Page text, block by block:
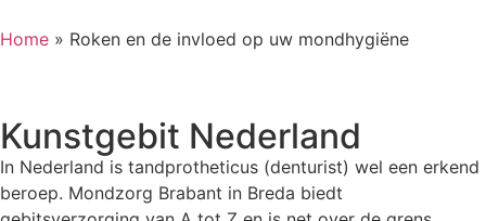
Home » Roken en de invloed op uw mondhygiëne
Kunstgebit Nederland
In Nederland is tandprotheticus (denturist) wel een erkend
beroep. Mondzorg Brabant in Breda biedt